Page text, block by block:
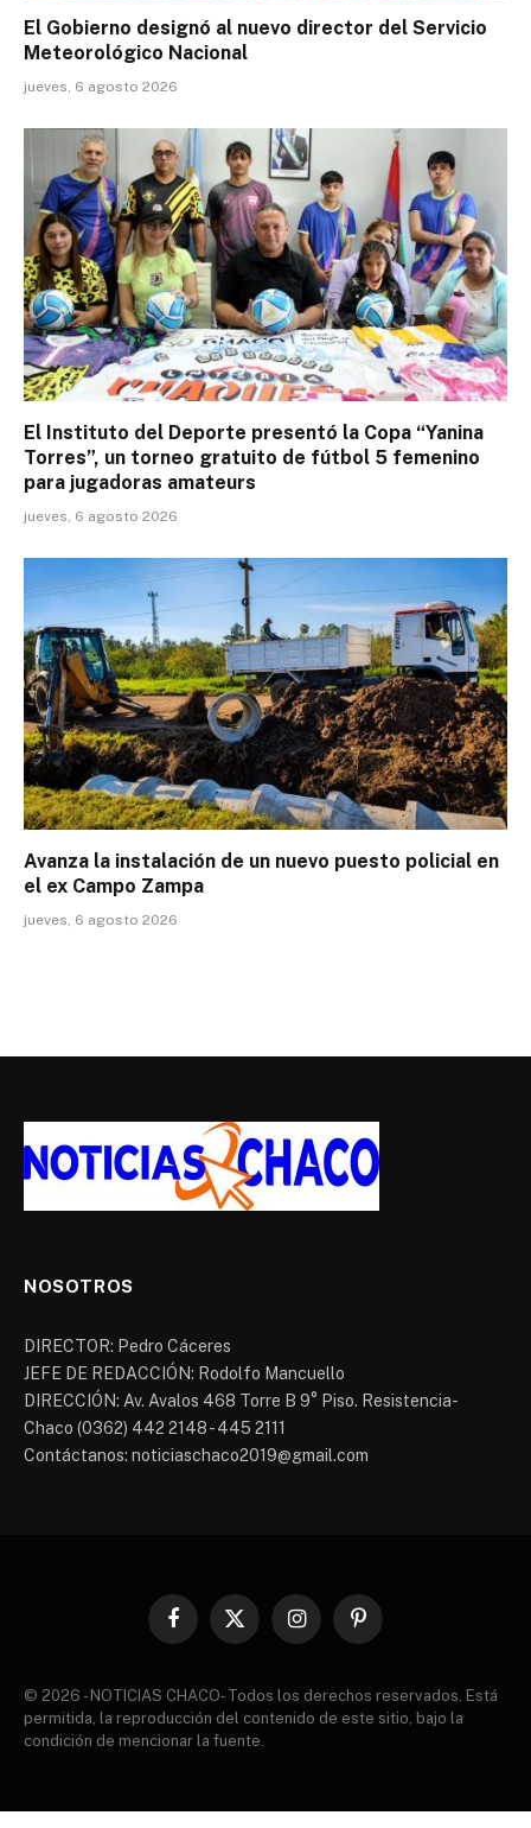
El Gobierno designó al nuevo director del Servicio
Meteorológico Nacional
jueves, 6 agosto 2026
El Instituto del Deporte presentó la Copa “Yanina
Torres”, un torneo gratuito de fútbol 5 femenino
para jugadoras amateurs
jueves, 6 agosto 2026
Avanza la instalación de un nuevo puesto policial en
el ex Campo Zampa
jueves, 6 agosto 2026
NOSOTROS
DIRECTOR: Pedro Cáceres
JEFE DE REDACCIÓN: Rodolfo Mancuello
DIRECCIÓN: Av. Avalos 468 Torre B 9° Piso. Resistencia-
Chaco (0362) 442 2148 - 445 2111
Contáctanos: noticiaschaco2019@gmail.com
Facebook
X
InstagramPinterest
© 2026 - NOTICIAS CHACO- Todos los derechos reservados. Está
permitida, la reproducción del contenido de este sitio, bajo la
condición de mencionar la fuente.